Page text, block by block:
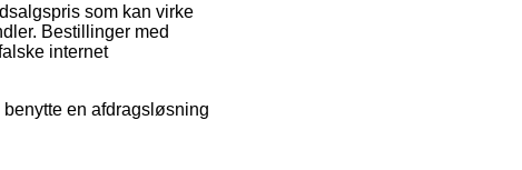
som kan virke
Bestillinger med
internet
en afdragsløsning